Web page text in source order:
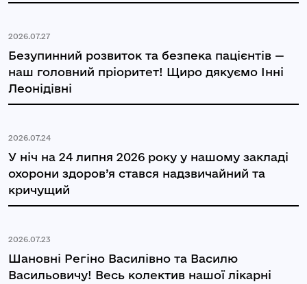
2026.07.27
Безупинний розвиток та безпека пацієнтів —
наш головний пріоритет! Щиро дякуємо Інні
Леонідівні
2026.07.24
У ніч на 24 липня 2026 року у нашому закладі
охорони здоров’я стався надзвичайний та
кричущий
2026.07.23
Шановні Регіно Василівно та Василю
Васильовичу! Весь колектив нашої лікарні